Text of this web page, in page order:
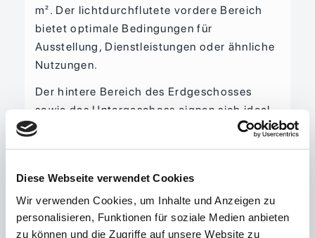
Diese Webseite verwendet Cookies
Wir verwenden Cookies, um Inhalte und Anzeigen zu
personalisieren, Funktionen für soziale Medien anbieten
zu können und die Zugriffe auf unsere Website zu
m². Der lichtdurchflutete vordere Bereich
bietet optimale Bedingungen für
Ausstellung, Dienstleistungen oder ähnliche
Nutzungen.
Der hintere Bereich des Erdgeschosses
sowie das Untergeschoss eignen sich ideal
als Lager- oder Produktionsflächen. Im
Obergeschoss stehen zusätzliche
Verfügung. Die Hallenfläche im hinteren
Erdgeschossbereich ist über eine Rampe
mit Rolltor bequem erreichbar und